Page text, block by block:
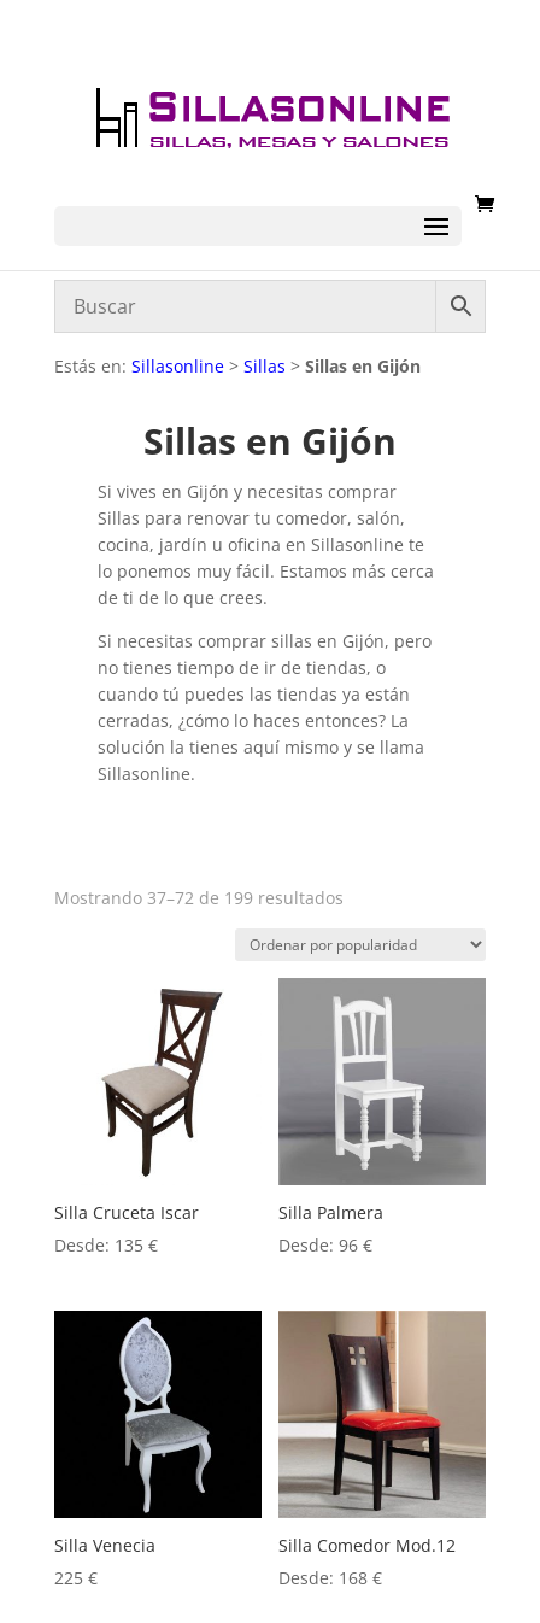
Estás en: Sillasonline> Sillas > Sillas en Gijón
Sillas en Gijón
Si vives en Gijón y necesitas comprar
Sillas para renovar tu comedor, salón,
cocina, jardín u oficina en Sillasonline te
lo ponemos muy fácil. Estamos más cerca
de ti de lo que crees.
Si necesitas comprar sillas en Gijón, pero
no tienes tiempo de ir de tiendas, o
cuando tú puedes las tiendas ya están
cerradas, ¿cómo lo haces entonces? La
solución la tienes aquí mismo y se llama
Sillasonline.
Mostrando 37–72 de 199 resultadosOrdenado
popularidad
Silla Cruceta Iscar
Desde: 135 €
Silla Palmera
Desde:96€
Silla Venecia
225 €
Silla Comedor Mod.12
Desde: 168€